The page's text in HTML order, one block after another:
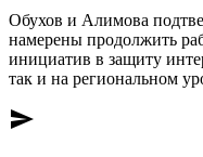
Обухов и Алимова
намерены продолжить
инициатив в защиту
так и на региональном
send